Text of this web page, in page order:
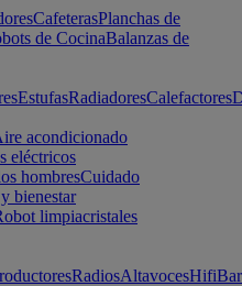
CafeterasPlanchas de
de CocinaBalanzas de
EstufasRadiadoresCalefactores
acondicionado
eléctricos
hombresCuidado
bienestar
limpiacristales
RadiosAltavocesHifi